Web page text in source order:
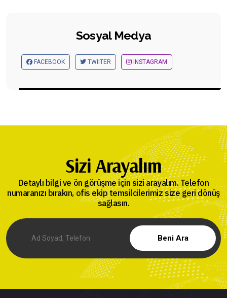
Sosyal Medya
FACEBOOK TWIITER INSTAGRAM
Sizi Arayalım
Detaylı bilgi ve ön görüşme için sizi arayalım. Telefon
numaranızı bırakın, ofis ekip temsilcilerimiz size geri dönüş
sağlasın.
Beni Ara